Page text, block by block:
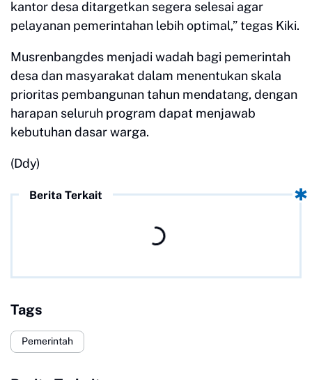
kantor desa ditargetkan segera selesai agar
pelayanan pemerintahan lebih optimal,” tegas Kiki.
Musrenbangdes menjadi wadah bagi pemerintah
desa dan masyarakat dalam menentukan skala
prioritas pembangunan tahun mendatang, dengan
harapan seluruh program dapat menjawab
kebutuhan dasar warga.
(Ddy)
Berita Terkait
Tags
Pemerintah